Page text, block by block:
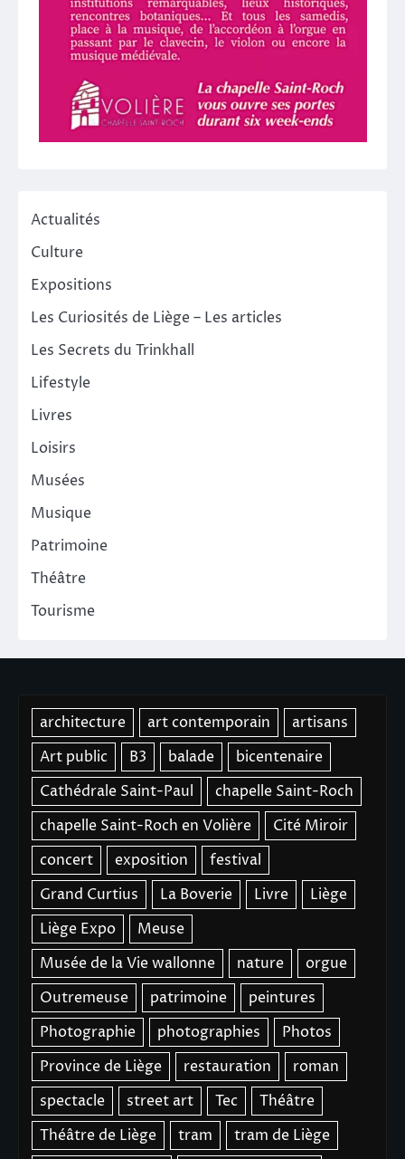
Actualités
Culture
Expositions
Les Curiosités de Liège – Les articles
Les Secrets du Trinkhall
Lifestyle
Livres
Loisirs
Musées
Musique
Patrimoine
Théâtre
Tourisme